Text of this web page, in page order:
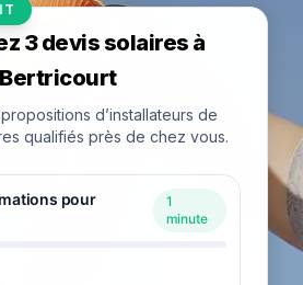
3 devis solaires à
Bertricourt
d’installateurs de
qualifiés près de chez vous.